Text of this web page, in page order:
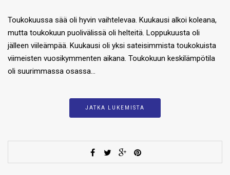
Toukokuussa sää oli hyvin vaihtelevaa. Kuukausi alkoi koleana,
mutta toukokuun puolivälissä oli helteitä. Loppukuusta oli
jälleen viileämpää. Kuukausi oli yksi sateisimmista toukokuista
viimeisten vuosikymmenten aikana. Toukokuun keskilämpötila
oli suurimmassa osassa…
JATKA LUKEMISTA